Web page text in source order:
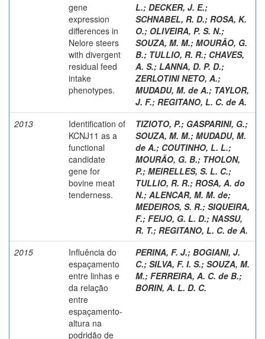
gene
expression
differences in
Nelore steers
with divergent
residual feed
intake
phenotypes.
L.; DECKER, J. E.;
SCHNABEL, R. D.; ROSA, K.
O.; OLIVEIRA, P. S. N.;
SOUZA, M. M.; MOURÃO, G.
B.; TULLIO, R. R.; CHAVES,
A. S.; LANNA, D. P. D.;
ZERLOTINI NETO, A.;
MUDADU, M. de A.; TAYLOR,
J. F.; REGITANO, L. C. de A.
2013
Identification of
KCNJ11 as a
functional
candidate
gene for
bovine meat
tenderness.
TIZIOTO, P.; GASPARINI, G.;
SOUZA, M. M.; MUDADU, M.
de A.; COUTINHO, L. L.;
MOURÃO, G. B.; THOLON,
P.; MEIRELLES, S. L. C.;
TULLIO, R. R.; ROSA, A. do
N.; ALENCAR, M. M. de;
MEDEIROS, S. R.; SIQUEIRA,
F.; FEIJO, G. L. D.; NASSU,
R. T.; REGITANO, L. C. de A.
2015
Influência do
espaçamento
entre linhas e
da relação
entre
espaçamento-
altura na
podridão de
PERINA, F. J.; BOGIANI, J.
C.; SILVA, F. I. S.; SOUZA, M.
M.; FERREIRA, A. C. de B.;
BORIN, A. L. D. C.